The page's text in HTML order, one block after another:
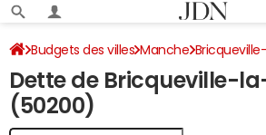
Budgets des villes Manche
Dette au 31/12/2024
Dette de Bricqueville-
(50200)